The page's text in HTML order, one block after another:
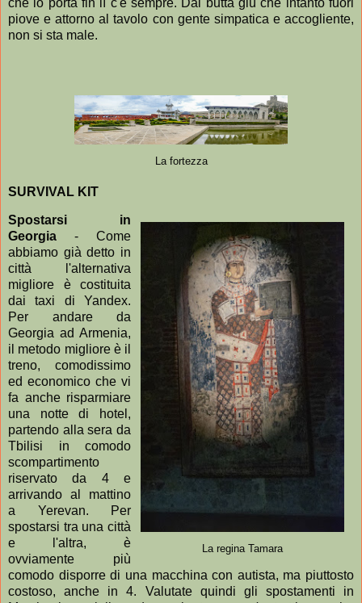
che lo porta fin lì c'è sempre. Dai butta giù che intanto fuori
piove e attorno al tavolo con gente simpatica e accogliente,
non si sta male.
La fortezza
SURVIVAL KIT
La regina Tamara
Spostarsi in
Georgia - Come
abbiamo già detto in
città l'alternativa
migliore è costituita
dai taxi di Yandex.
Per andare da
Georgia ad Armenia,
il metodo migliore è il
treno, comodissimo
ed economico che vi
fa anche risparmiare
una notte di hotel,
partendo alla sera da
Tbilisi in comodo
scompartimento
riservato da 4 e
arrivando al mattino
a Yerevan. Per
spostarsi tra una città
e l'altra, è
ovviamente più
comodo disporre di una macchina con autista, ma piuttosto
costoso, anche in 4. Valutate quindi gli spostamenti in